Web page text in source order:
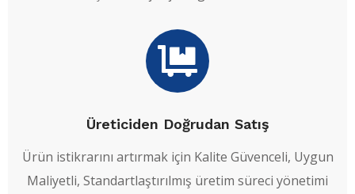
Üreticiden Doğrudan Satış
Ürün istikrarını artırmak için Kalite Güvenceli, Uygun
Maliyetli, Standartlaştırılmış üretim süreci yönetimi